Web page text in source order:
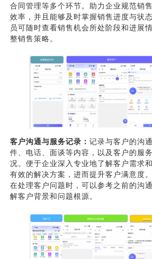
合同管理等多个环节。助力企业规范销
效率，并且能够及时掌握销售进度与状
员可随时查看销售机会所处阶段和进展
整销售策略。
客户沟通与服务记录： 记录与客户的沟
件、电话、面谈等内容，以及客户的服
况。便于企业深入专业地了解客户需求
有效的解决方案，进而提升客户满意度
在处理客户问题时，可以参考之前的沟
解客户背景和问题根源。